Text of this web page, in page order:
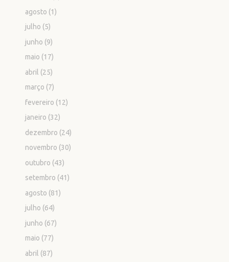
agosto (1)
julho (5)
junho (9)
maio (17)
abril (25)
março (7)
fevereiro (12)
janeiro (32)
dezembro (24)
novembro (30)
outubro (43)
setembro (41)
agosto (81)
julho (64)
junho (67)
maio (77)
abril (87)